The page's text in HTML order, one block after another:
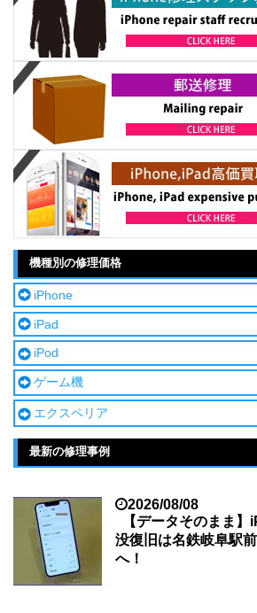
機種別の修理価格
iPhone
iPad
iPod
ゲーム機
エクスペリア
最新の修理事例
2026/08/08
【データそのまま
没復旧は名鉄岐阜駅
へ！